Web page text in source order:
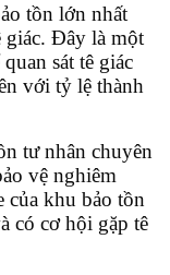
tồn lớn nhất
giác. Đây là một
sát tê giác
với tỷ lệ thành
tư nhân chuyên
vệ nghiêm
của khu bảo tồn
có cơ hội gặp tê